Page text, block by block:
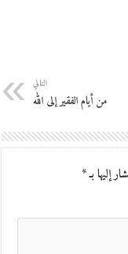
التالي
من أيام الفقير إلى الله
إليها بـ*